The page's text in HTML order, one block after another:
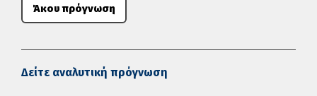
Άκου πρόγνωση
Δείτε αναλυτική πρόγνωση